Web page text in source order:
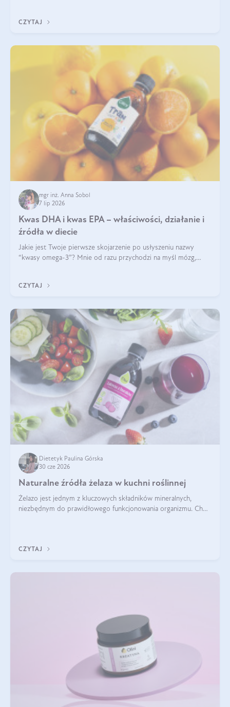
CZYTAJ
mgr inż. Anna Sobol
7 lip 2026
Kwas DHA i kwas EPA – właściwości, działanie i
źródła w diecie
Jakie jest Twoje pierwsze skojarzenie po usłyszeniu nazwy
“kwasy omega-3”? Mnie od razu przychodzi na myśl mózg,
EPA.
CZYTAJ
Dietetyk Paulina Górska
30 cze 2026
Naturalne źródła żelaza w kuchni roślinnej
Żelazo jest jednym z kluczowych składników mineralnych,
niezbędnym do prawidłowego funkcjonowania organizmu. Choć
CZYTAJ